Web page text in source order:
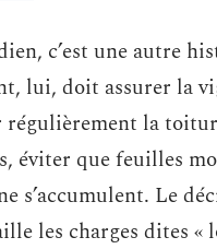
c’est une autre
lui, doit assurer la
la
éviter que feuilles
s’accumulent. Le
les charges dites «